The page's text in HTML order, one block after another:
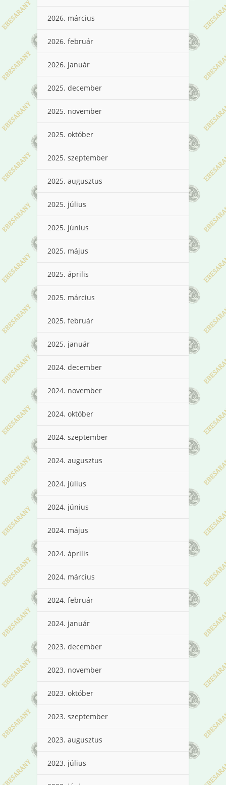
2026. március
2026. február
2026. január
2025. december
2025. november
2025. október
2025. szeptember
2025. augusztus
2025. július
2025. június
2025. május
2025. április
2025. március
2025. február
2025. január
2024. december
2024. november
2024. október
2024. szeptember
2024. augusztus
2024. július
2024. június
2024. május
2024. április
2024. március
2024. február
2024. január
2023. december
2023. november
2023. október
2023. szeptember
2023. augusztus
2023. július